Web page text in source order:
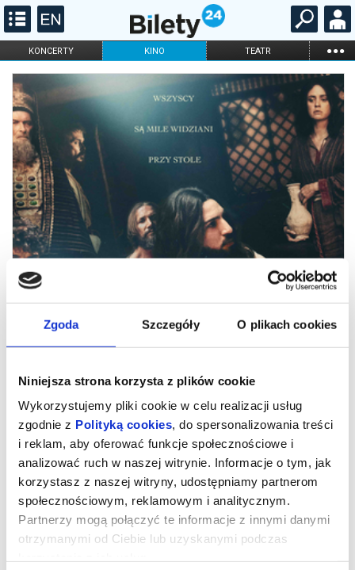
Zgoda Szczegóły O plikach cookies
Niniejsza strona korzysta z plików cookie
Wykorzystujemy pliki cookie w celu realizacji usług
zgodnie z Polityką cookies, do spersonalizowania treści
i reklam, aby oferować funkcje społecznościowe i
analizować ruch w naszej witrynie. Informacje o tym, jak
korzystasz z naszej witryny, udostępniamy partnerom
społecznościowym, reklamowym i analitycznym.
Partnerzy mogą połączyć te informacje z innymi danymi
otrzymanymi od Ciebie lub uzyskanymi podczas
KONCERTY KINO TEATR ...
FILHARMONIA OPERA I BALET
STAND-UP
DLA DZIECI
ONLINE KARNETY